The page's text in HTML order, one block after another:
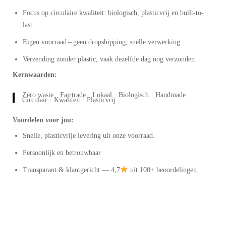
Focus op circulaire kwaliteit: biologisch, plasticvrij en built-to-
last.
Eigen voorraad – geen dropshipping, snelle verwerking.
Verzending zonder plastic, vaak dezelfde dag nog verzonden.
Kernwaarden:
Zero waste · Fairtrade · Lokaal · Biologisch · Handmade ·
Circulair · Kwaliteit · Plasticvrij
Voordelen voor jou:
Snelle, plasticvrije levering uit onze voorraad.
Persoonlijk en betrouwbaar
Transparant & klantgericht — 4,7 uit 100+ beoordelingen.